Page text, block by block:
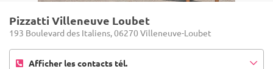
Pizzatti Villeneuve Loubet
193 Boulevard des Italiens, 06270 Villeneuve-Loubet
Afficher les contacts tél.